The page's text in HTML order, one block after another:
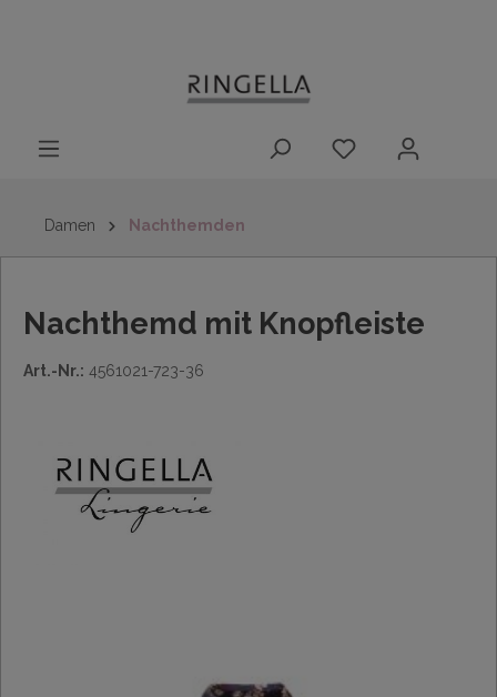
Damen Nachthemden
Nachthemd mit Knopfleiste
Art.-Nr.: 4561021-723-36